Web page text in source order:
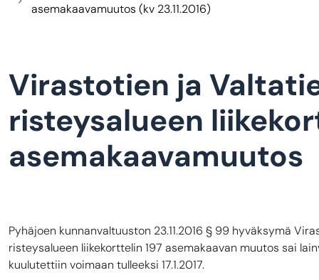
asemakaavamuutos (kv 23.11.2016)
Virastotien ja
risteysalueen
asemakaavamuutos
Pyhäjoen kunnanvaltuuston 23.11.2016 § 99 hyväksymä
risteysalueen liikekorttelin 197 asemakaavan muutos sai
kuulutettiin voimaan tulleeksi 17.1.2017.